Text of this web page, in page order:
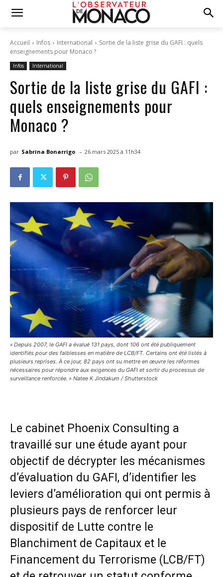
Accueil Infos International
Sortie de la liste grise du GAFI : quels
enseignements pour Monaco ?
Infos International
Sortie de la liste grise du GAFI :
quels enseignements pour
Monaco ?
par Sabrina Bonarrigo - 26 mars 2025 à 11h34
« Depuis 2007, le GAFI a évalué 131 pays, dont 106 ont été publiquement
identifiés pour des faiblesses en matière de LCB/FT. Certains ont été listés à
plusieurs reprises. À ce jour, 82 pays ont su mettre en œuvre les réformes
nécessaires pour répondre aux exigences du GAFI et sortir du processus de
surveillance renforcée. » Natee K Jindakum / Shutterstock
Le cabinet Phoenix Consulting a
travaillé sur une étude ayant pour
objectif de décrypter les mécanismes
d’évaluation du GAFI, d’identifier les
leviers d’amélioration qui ont permis à
plusieurs pays de renforcer leur
dispositif de Lutte contre le
Blanchiment de Capitaux et le
Financement du Terrorisme (LCB/FT)